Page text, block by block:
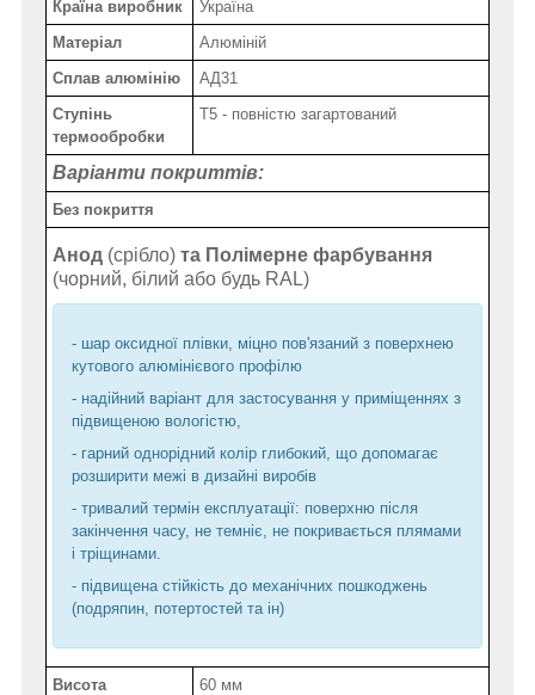
Країна виробник
Україна
Матеріал
Алюміній
Сплав алюмінію
АД31
Ступінь
термообробки
Т5 - повністю загартований
Варіанти покриттів:
Без покриття
Анод (срібло) та Полімерне фарбування
(чорний, білий або будь RAL)
- шар оксидної плівки, міцно пов'язаний з поверхнею
кутового алюмінієвого профілю
- надійний варіант для застосування у приміщеннях з
підвищеною вологістю,
- гарний однорідний колір глибокий, що допомагає
розширити межі в дизайні виробів
- тривалий термін експлуатації: поверхню після
закінчення часу, не темніє, не покривається плямами
і тріщинами.
- підвищена стійкість до механічних пошкоджень
(подряпин, потертостей та ін)
Висота 60 мм